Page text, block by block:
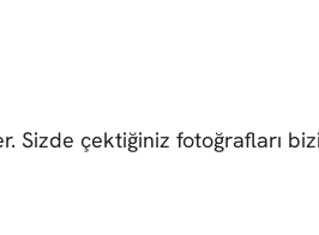
Sizde çektiğiniz fotoğrafları